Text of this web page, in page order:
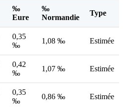
‰
Eure
‰
Normandie
Type
0,35
‰
1,08 ‰ Estimée
0,42
‰
1,07 ‰ Estimée
0,35
‰
0,86 ‰ Estimée